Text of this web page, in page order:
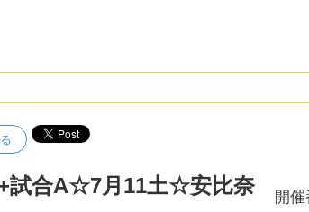
合A☆7月11土☆安比奈
開